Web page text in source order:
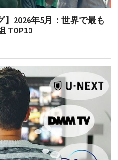
】2026年5月：世界で最も
TOP10